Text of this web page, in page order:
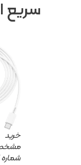
سریع
خرید
شماره A2515